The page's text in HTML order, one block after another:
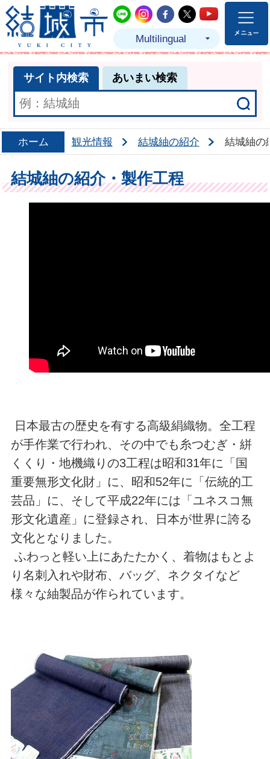
結城市公式LINE
結城市公式Instagram
結城市公式
結城市公式
結城市
Multilingual
サイト内検索 あいまい検索
ホーム 観光情報 結城紬の紹介 結城紬の
結城紬の紹介・製作工程
日本最古の歴史を有する高級絹織物。全工程
が手作業で行われ、その中でも糸つむぎ・絣
くくり・地機織りの3工程は昭和31年に「国
重要無形文化財」に、昭和52年に「伝統的工
芸品」に、そして平成22年には「ユネスコ無
形文化遺産」に登録され、日本が世界に誇る
文化となりました。
ふわっと軽い上にあたたかく、着物はもとよ
り名刺入れや財布、バッグ、ネクタイなど
様々な紬製品が作られています。